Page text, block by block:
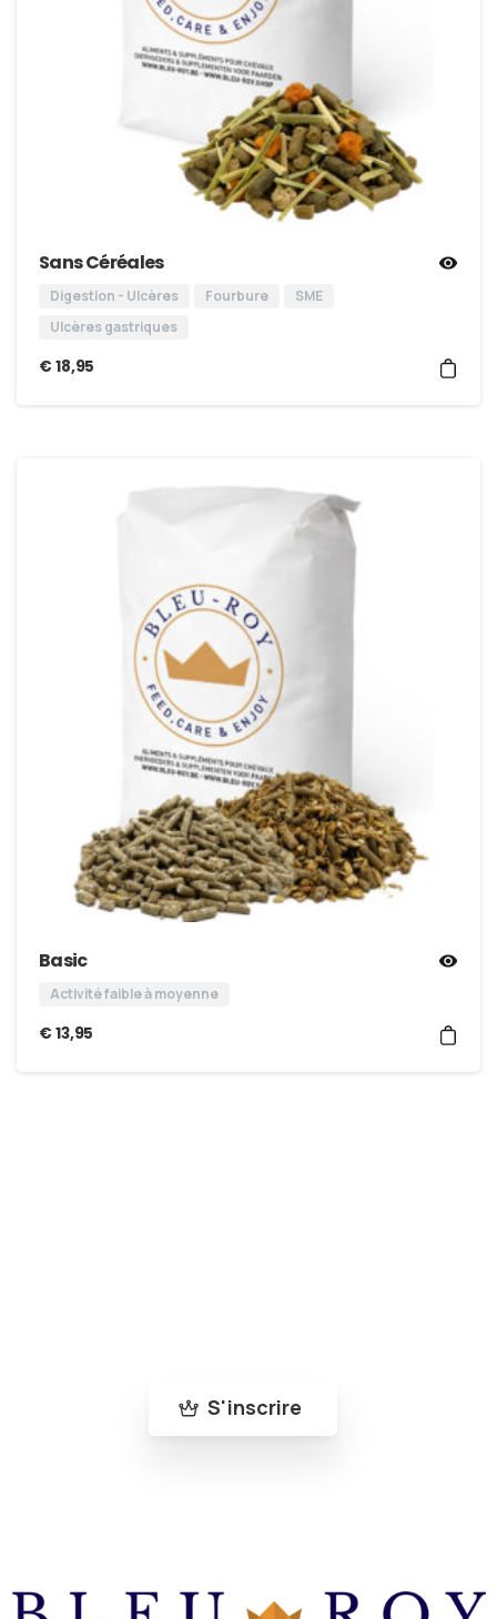
Sans Céréales
Digestion - Ulcères Fourbure
SME
Ulcères gastriques
€18,95
Basic
Activité faible à moyenne
€13,95
S'inscrire